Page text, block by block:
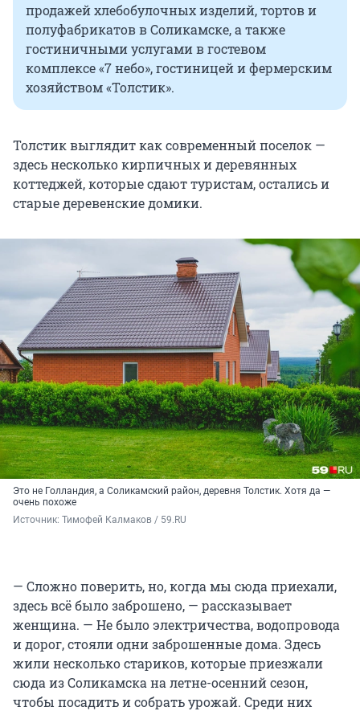
продажей хлебобулочных изделий, тортов и
полуфабрикатов в Соликамске, а также
гостиничными услугами в гостевом
комплексе «7 небо», гостиницей и фермерским
хозяйством «Толстик».
Толстик выглядит как современный поселок —
здесь несколько кирпичных и деревянных
коттеджей, которые сдают туристам, остались и
старые деревенские домики.
Это не Голландия, а Соликамский район, деревня Толстик. Хотя да —
очень похоже
Источник: Тимофей Калмаков / 59.RU
— Сложно поверить, но, когда мы сюда приехали,
здесь всё было заброшено, — рассказывает
женщина. — Не было электричества, водопровода
и дорог, стояли одни заброшенные дома. Здесь
жили несколько стариков, которые приезжали
сюда из Соликамска на летне-осенний сезон,
чтобы посадить и собрать урожай. Среди них